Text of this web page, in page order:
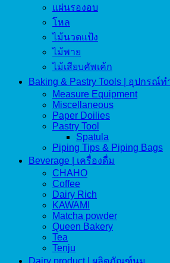
แผ่นรองอบ
โหล
ไม้นวดแป้ง
ไม้พาย
ไม้เสียบคัพเค้ก
Baking & Pastry Tools | อุปกรณ์
Measure Equipment
Miscellaneous
Paper Doilies
Pastry Tool
Spatula
Piping Tips & Piping Bags
Beverage | เครื่องดื่ม
CHAHO
Coffee
Dairy Rich
KAWAMI
Matcha powder
Queen Bakery
Tea
Tenju
Dairy product | ผลิตภัณฑ์นม